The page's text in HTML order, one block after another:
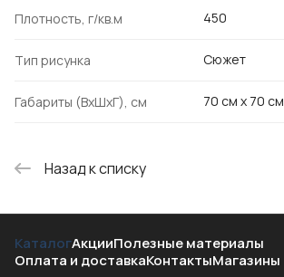
Плотность, г/кв.м 450
Тип рисунка Сюжет
Габариты (ВхШхГ), см 70 см х 70 см
Назад к списку
КаталогАкцииПолезные материалы
Оплата и доставкаКонтактыМагазины